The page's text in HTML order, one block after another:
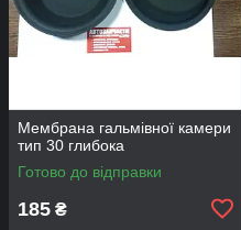
Мембрана гальмівної камери
тип 30 глибока
Готово до відправки
185 ₴